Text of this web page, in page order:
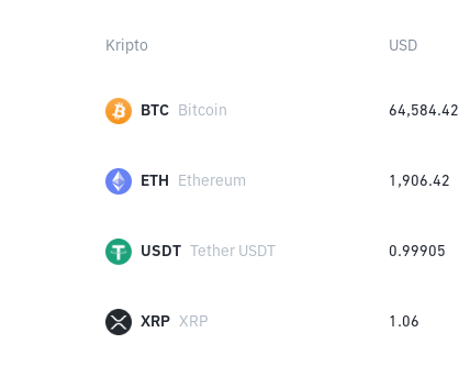
Kripto USD
BTC Bitcoin 64,584.42
ETH Ethereum 1,906.42
USDT Tether USDT 0.99905
XRP XRP 1.06